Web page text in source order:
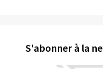
S'abonner à la